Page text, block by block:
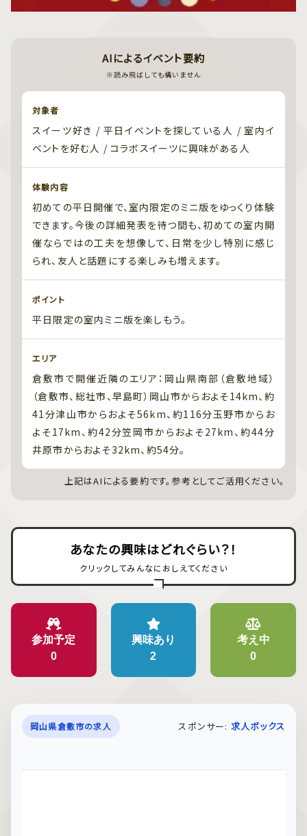
AIによるイベント要約
※読み飛ばしても構いません
対象者
スイーツ好き / 平日イベントを探している人 / 室内イ
ベントを好む人 / コラボスイーツに興味がある人
体験内容
初めての平日開催で、室内限定のミニ版をゆっくり体験
できます。今後の詳細発表を待つ間も、初めての室内開
催ならではの工夫を想像して、日常を少し特別に感じ
られ、友人と話題にする楽しみも増えます。
ポイント
平日限定の室内ミニ版を楽しもう。
エリア
倉敷市で開催近隣のエリア：岡山県南部（倉敷地域）
（倉敷市、総社市、早島町）岡山市からおよそ14km、約
41分津山市からおよそ56km、約116分玉野市からお
よそ17km、約42分笠岡市からおよそ27km、約44分
井原市からおよそ32km、約54分。
上記はAIによる要約です。参考としてご活用ください。
あなたの興味はどれぐらい？！
クリックしてみんなにおしえてください
参加予定
0
興味あり
2
考え中
0
岡山県倉敷市の求人 スポンサー: 求人ボックス